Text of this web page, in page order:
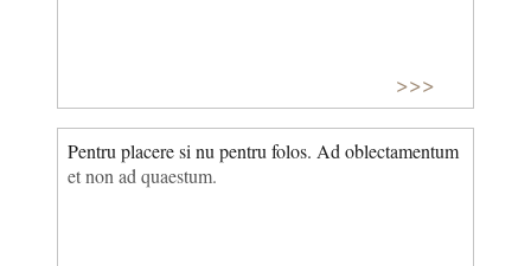
>>>
Pentru placere si nu pentru folos. Ad oblectamentum
et non ad quaestum.